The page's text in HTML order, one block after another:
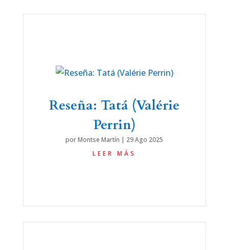
Reseña: Tatá (Valérie
Perrin)
porMontse Martín | 29 Ago 2025
LEER MÁS